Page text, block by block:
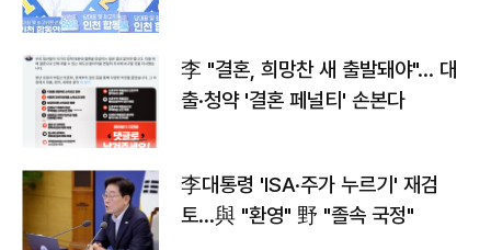
李 "결혼, 희망찬 새 출발돼야"… 대
출·청약 '결혼 페널티' 손본다
李대통령 'ISA·주가 누르기' 재검
토…與 "환영" 野 "졸속 국정"